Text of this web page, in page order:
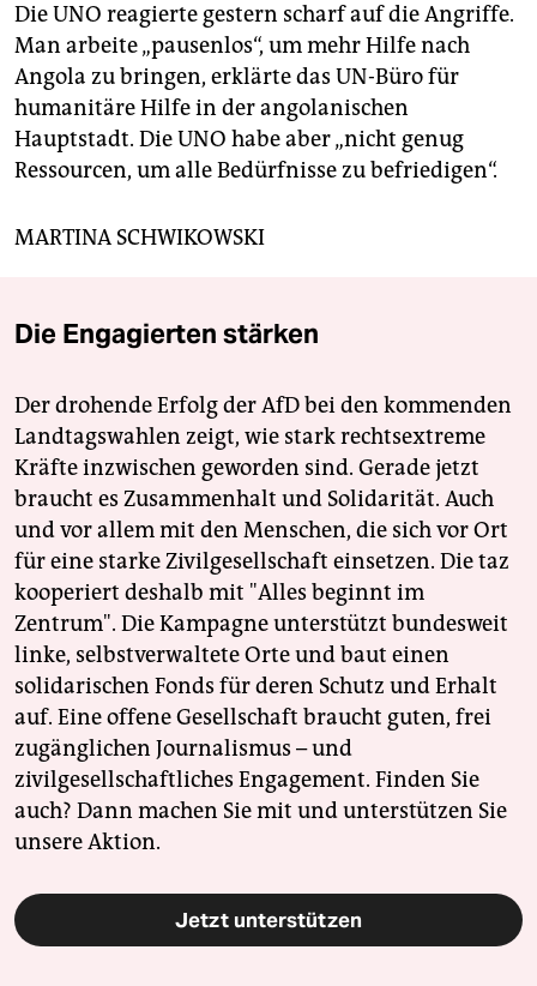
Die UNO reagierte gestern scharf auf die Angriffe.
Man arbeite „pausenlos“, um mehr Hilfe nach
Angola zu bringen, erklärte das UN-Büro für
humanitäre Hilfe in der angolanischen
Hauptstadt. Die UNO habe aber „nicht genug
Ressourcen, um alle Bedürfnisse zu befriedigen“.
MARTINA SCHWIKOWSKI
Die Engagierten stärken
Der drohende Erfolg der AfD bei den kommenden
Landtagswahlen zeigt, wie stark rechtsextreme
Kräfte inzwischen geworden sind. Gerade jetzt
braucht es Zusammenhalt und Solidarität. Auch
und vor allem mit den Menschen, die sich vor Ort
für eine starke Zivilgesellschaft einsetzen. Die taz
kooperiert deshalb mit "Alles beginnt im
Zentrum". Die Kampagne unterstützt bundesweit
linke, selbstverwaltete Orte und baut einen
solidarischen Fonds für deren Schutz und Erhalt
auf. Eine offene Gesellschaft braucht guten, frei
zugänglichen Journalismus – und
zivilgesellschaftliches Engagement. Finden Sie
auch? Dann machen Sie mit und unterstützen Sie
unsere Aktion.
Jetzt unterstützen